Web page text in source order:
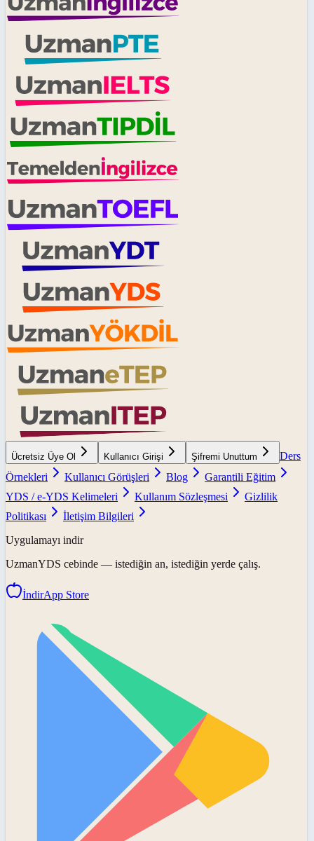
Ücretsiz Üye Ol Kullanıcı Girişi Şifremi Unuttum
Ders
Örnekleri
Kullanıcı Görüşleri Blog
Garantili Eğitim
YDS / e-YDS Kelimeleri
Kullanım Sözleşmesi
Gizlilik
Politikası
İletişim Bilgileri
Uygulamayı indir
UzmanYDS cebinde — istediğin an, istediğin yerde çalış.
İndirApp Store